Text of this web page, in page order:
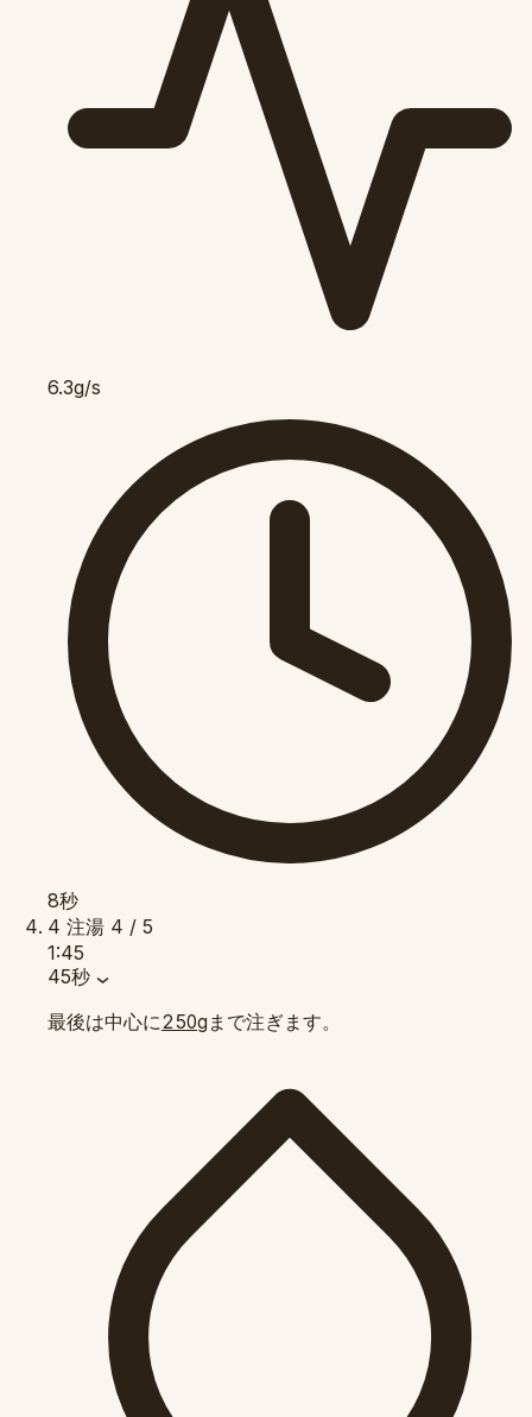
6.3g/s
8秒
4 注湯 4 / 5
1:45
45秒
最後は中心に250g まで注ぎます。